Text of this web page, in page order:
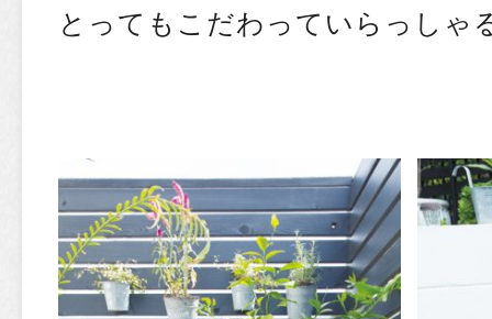
とってもこだわっていらっし